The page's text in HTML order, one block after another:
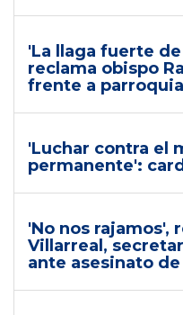
'La llaga fuerte
reclama obispo
frente a parroquia
'Luchar contra el
permanente':
'No nos rajamos',
Villarreal,
ante asesinato